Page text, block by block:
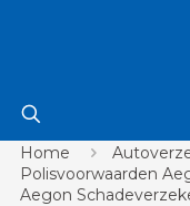
Home
Polisvoorwaarden
Aegon